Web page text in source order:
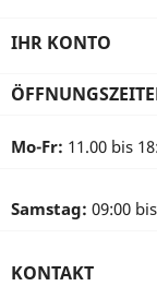
IHR KONTO
Mo-Fr: 11.00 bis
Samstag: 09:00
KONTAKT